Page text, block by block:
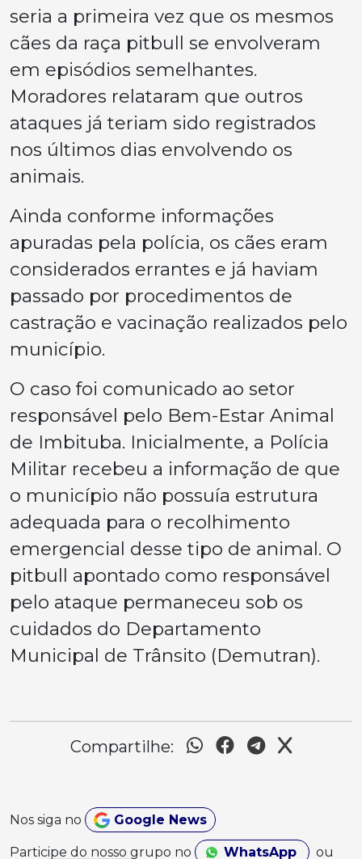
seria a primeira vez que os mesmos
cães da raça pitbull se envolveram
em episódios semelhantes.
Moradores relataram que outros
ataques já teriam sido registrados
nos últimos dias envolvendo os
animais.
Ainda conforme informações
apuradas pela polícia, os cães eram
considerados errantes e já haviam
passado por procedimentos de
castração e vacinação realizados pelo
município.
O caso foi comunicado ao setor
responsável pelo Bem-Estar Animal
de Imbituba. Inicialmente, a Polícia
Militar recebeu a informação de que
o município não possuía estrutura
adequada para o recolhimento
emergencial desse tipo de animal. O
pitbull apontado como responsável
pelo ataque permaneceu sob os
cuidados do Departamento
Municipal de Trânsito (Demutran).
Compartilhe:
Nos siga no Google News
Participe do nosso grupo no WhatsApp
ou